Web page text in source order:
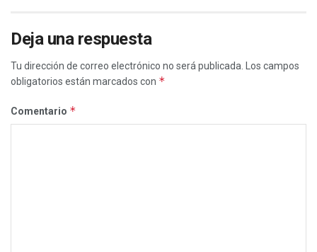
Deja una respuesta
Tu dirección de correo electrónico no será publicada.
Los campos
obligatorios están marcados con *
Comentario *